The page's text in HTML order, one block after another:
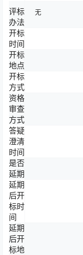
评标
办法
无
开标
时间
开标
地点
开标
方式
资格
审查
方式
答疑
澄清
时间
是否
延期
延期
后开
标时
间
延期
后开
标地